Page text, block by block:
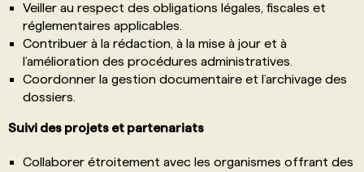
Veiller au respect des obligations légales, fiscales et
réglementaires applicables.
Contribuer à la rédaction, à la mise à jour et à
l’amélioration des procédures administratives.
Coordonner la gestion documentaire et l’archivage des
dossiers.
Suivi des projets et partenariats
Collaborer étroitement avec les organismes offrant des